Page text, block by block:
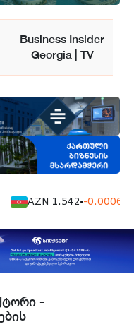
Business Insider
Georgia | TV
AZN 1.542 -0.0006
-